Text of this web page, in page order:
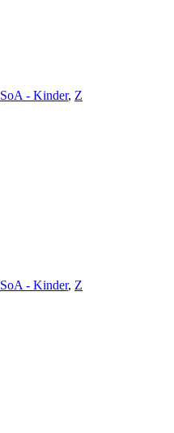
SoA - Kinder, Z
SoA - Kinder, Z